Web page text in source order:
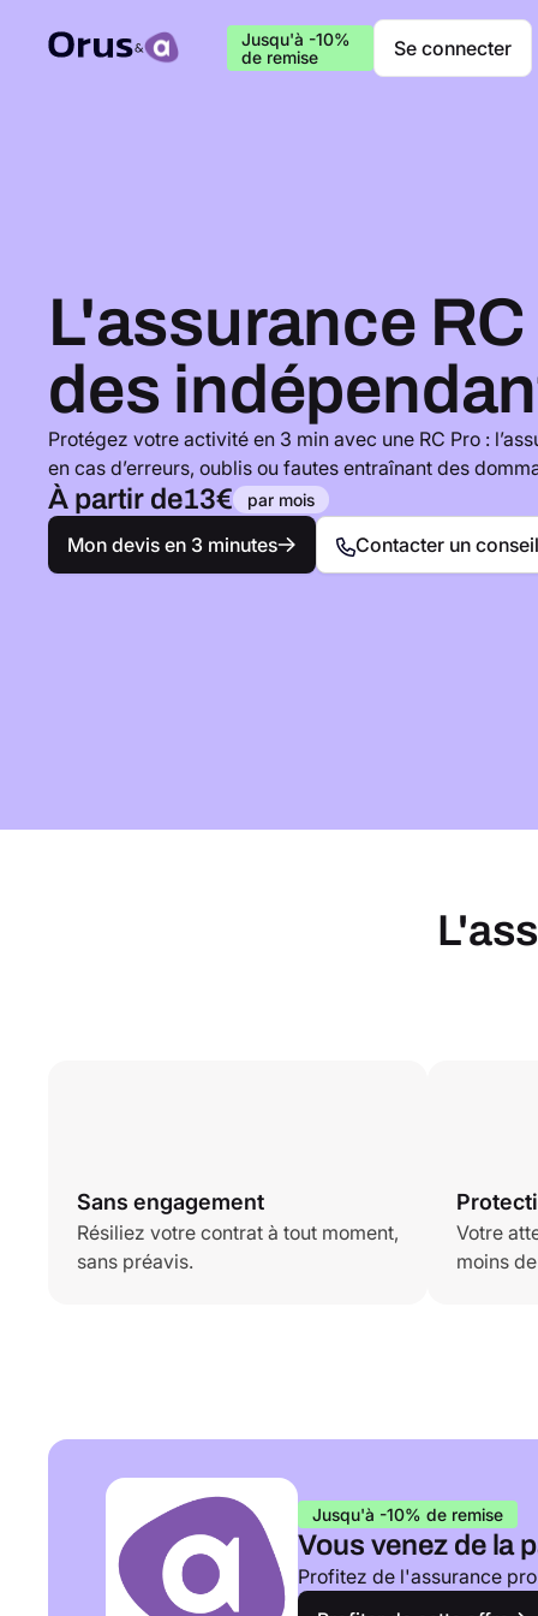
Jusqu'à -10%
de remise
Se connecter
L'assurance
des
Protégez votre activité en 3 min avec une RC Pro :
en cas d’erreurs, oublis ou fautes entraînant des
À partir de13€ par mois
Mon devis en 3 minutes Contacter un
Sans engagement
Résiliez votre contrat à tout moment,
sans préavis.
Votre
moins
Jusqu'à -10% de remise
Vous venez de la
Profitez de l'assurance